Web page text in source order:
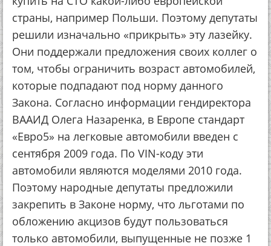
страны, например Польши. Поэтому депутаты
решили изначально «прикрыть» эту лазейку.
Они поддержали предложения своих коллег о
том, чтобы ограничить возраст автомобилей,
которые подпадают под норму данного
Закона. Согласно информации гендиректора
ВААИД Олега Назаренка, в Европе стандарт
«Евро5» на легковые автомобили введен с
сентября 2009 года. По VIN-коду эти
автомобили являются моделями 2010 года.
Поэтому народные депутаты предложили
закрепить в Законе норму, что льготами по
обложению акцизов будут пользоваться
только автомобили, выпущенные не позже 1